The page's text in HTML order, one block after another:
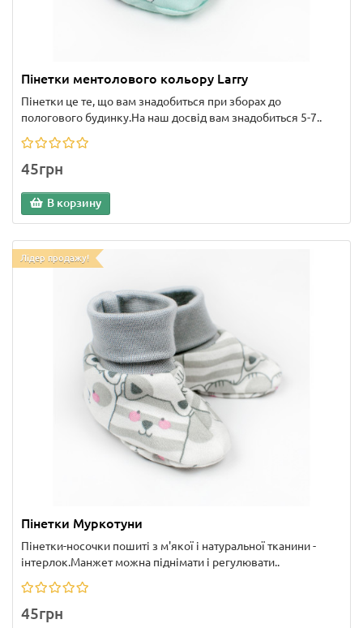
Пінетки ментолового кольору Larry
Пінетки це те, що вам знадобиться при зборах до
пологового будинку.На наш досвід вам знадобиться 5-7..
45грн
В корзину
Лідер продажу!
Пінетки Муркотуни
Пінетки-носочки пошиті з м'якої і натуральної тканини -
інтерлок.Манжет можна піднімати і регулювати..
45грн